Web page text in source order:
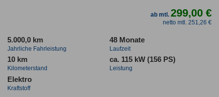
ab mtl.299,00 €
netto mtl. 251,26 €
5.000,0 km
Jahrliche Fahrleistung
48 Monate
Laufzeit
10 km
Kilometerstand
ca. 115 kW (156 PS)
Leistung
Elektro
Kraftstoff